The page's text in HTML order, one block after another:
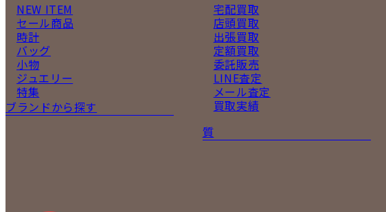
NEW ITEM
セール商品
時計
バッグ
小物
ジュエリー
特集
ブランドから探す
宅配買取
店頭買取
出張買取
定額買取
委託販売
LINE査定
メール査定
買取実績
質